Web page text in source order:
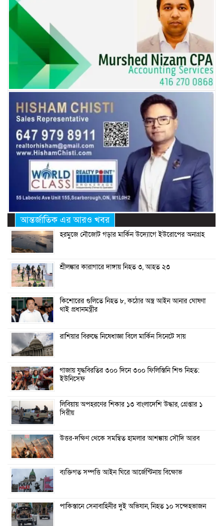
আন্তর্জাতিক এর আরও খবর
হরমুজে নৌজোট গড়ার মার্কিন উদ্যোগে ইউরোপের অনাগ্রহ
শ্রীলঙ্কার কারাগারে দাঙ্গায় নিহত ৩, আহত ২৩
কিশোরের গুলিতে নিহত ৮, কঠোর অস্ত্র আইন আনার ঘোষণা
থাই প্রধানমন্ত্রীর
রাশিয়ার বিরুদ্ধে নিষেধাজ্ঞা বিলে মার্কিন সিনেটে সায়
গাজায় যুদ্ধবিরতির ৩০০ দিনে ৩০০ ফিলিস্তিনি শিশু নিহত:
ইউনিসেফ
লিবিয়ায় অপহরণের শিকার ১৩ বাংলাদেশি উদ্ধার, গ্রেপ্তার ১
সিরীয়
উত্তর-দক্ষিণ থেকে সমন্বিত হামলার আশঙ্কায় সৌদি আরব
ব্যক্তিগত সম্পত্তি আইন ঘিরে আর্জেন্টিনায় বিক্ষোভ
পাকিস্তানে সেনাবাহিনীর দুই অভিযান, নিহত ১০ সন্দেহভাজন